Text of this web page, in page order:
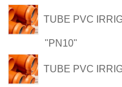
TUBE PVC
"PN10"
TUBE PVC